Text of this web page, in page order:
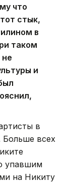
что
стык,
в
таком
и
в
Больше всех
упавшим
на Никиту